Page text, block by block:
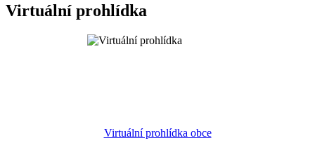
Virtuální prohlídka
Virtuální prohlídka obce